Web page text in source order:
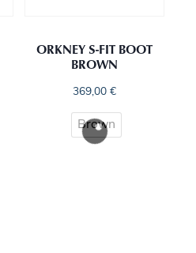
ORKNEY S-FIT BOOT
BROWN
369,00€
Brown